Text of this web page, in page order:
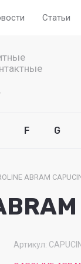
Статьи
F G
ABRAM
Артикул: